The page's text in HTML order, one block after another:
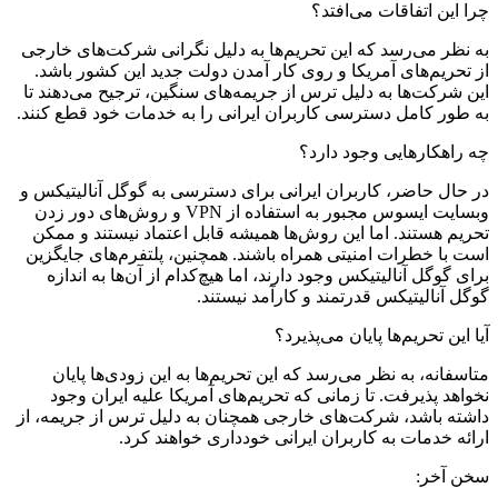
چرا این اتفاقات می‌افتد؟
به نظر می‌رسد که این تحریم‌ها به دلیل نگرانی شرکت‌های خارجی
از تحریم‌های آمریکا و روی کار آمدن دولت جدید این کشور باشد.
این شرکت‌ها به دلیل ترس از جریمه‌های سنگین، ترجیح می‌دهند تا
به طور کامل دسترسی کاربران ایرانی را به خدمات خود قطع کنند.
چه راهکارهایی وجود دارد؟
در حال حاضر، کاربران ایرانی برای دسترسی به گوگل آنالیتیکس و
وبسایت ایسوس مجبور به استفاده از VPN و روش‌های دور زدن
تحریم هستند. اما این روش‌ها همیشه قابل اعتماد نیستند و ممکن
است با خطرات امنیتی همراه باشند. همچنین، پلتفرم‌های جایگزین
برای گوگل آنالیتیکس وجود دارند، اما هیچ‌کدام از آن‌ها به اندازه
گوگل آنالیتیکس قدرتمند و کارآمد نیستند.
آیا این تحریم‌ها پایان می‌پذیرد؟
متاسفانه، به نظر می‌رسد که این تحریم‌ها به این زودی‌ها پایان
نخواهد پذیرفت. تا زمانی که تحریم‌های آمریکا علیه ایران وجود
داشته باشد، شرکت‌های خارجی همچنان به دلیل ترس از جریمه، از
ارائه خدمات به کاربران ایرانی خودداری خواهند کرد.
سخن آخر: